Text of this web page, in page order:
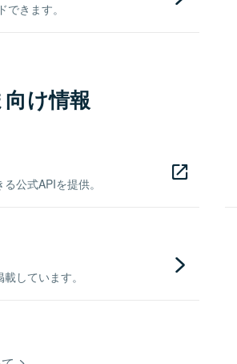
きます。
け情報
公式APIを提供。
しています。